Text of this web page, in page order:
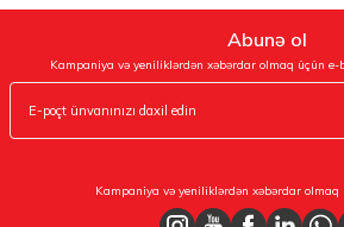
Abunə ol
Kampaniya və yeniliklərdən xəbərdar olmaq üçün
Kampaniya və yeniliklərdən xəbərdar